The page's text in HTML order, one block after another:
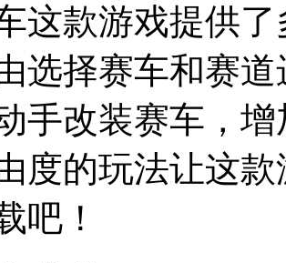
这款游戏提供
选择赛车和赛
手改装赛车，
度的玩法让这
吧！